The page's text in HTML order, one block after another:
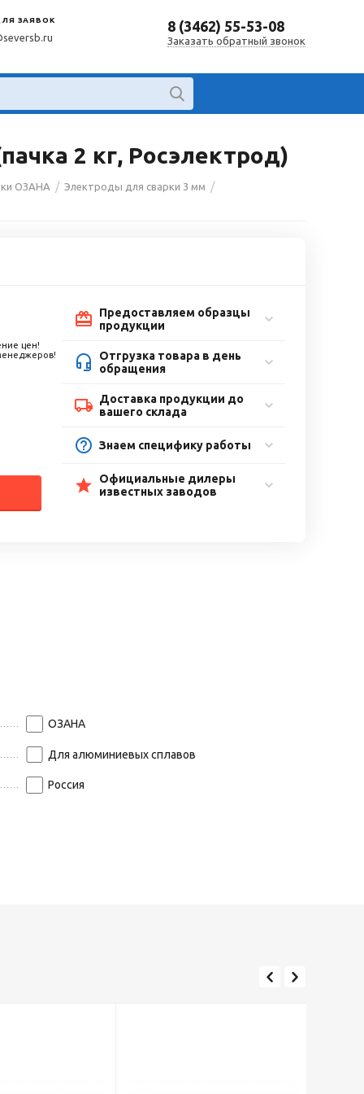
ЗАЯВОК 8 (3462) 55-53-08
Заказать обратный звонок
2 кг, Росэлектрод)
ОЗАНА / Электроды для сварки 3 мм /
цен!
Предоставляем образцы
продукции
Отгрузка товара в день
обращения
Доставка продукции до
вашего склада
Знаем специфику работы
Официальные дилеры
известных заводов
ОЗАНА
Для алюминиевых сплавов
Россия